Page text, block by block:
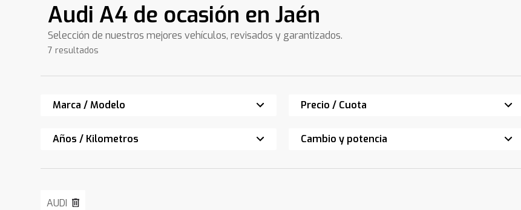
Audi A4 de ocasión en Jaén
Selección de nuestros mejores vehículos, revisados y garantizados.
7 resultados
Marca / Modelo Precio / Cuota
Años / Kilometros Cambio y potencia
AUDI